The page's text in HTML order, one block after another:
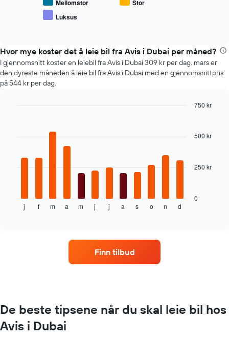
av
leiebil
populære
Mellomstor
Stor
Luksus
Hvor mye koster det å leie bil fra Avis i Dubai per måned?
I gjennomsnitt koster en leiebil fra Avis i Dubai 309 kr per dag. mars er
den dyreste måneden å leie bil fra Avis i Dubai med en gjennomsnittpris
på 544 kr per dag.
gjennomsnittsprisen
månedene
Diagrammets
1
j f m a m j j a s o n d
0
250 kr
500 kr
750 kr
Finn tilbud
De beste tipsene når du skal leie bil hos
Avis i Dubai